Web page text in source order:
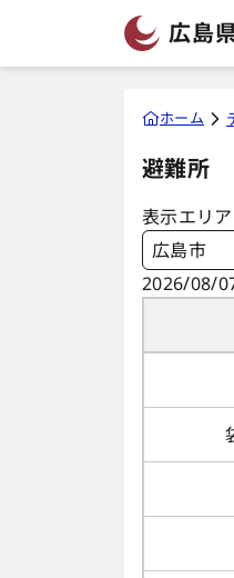
広島
ホーム
避難所
表示エリ
広島市
2026/08/